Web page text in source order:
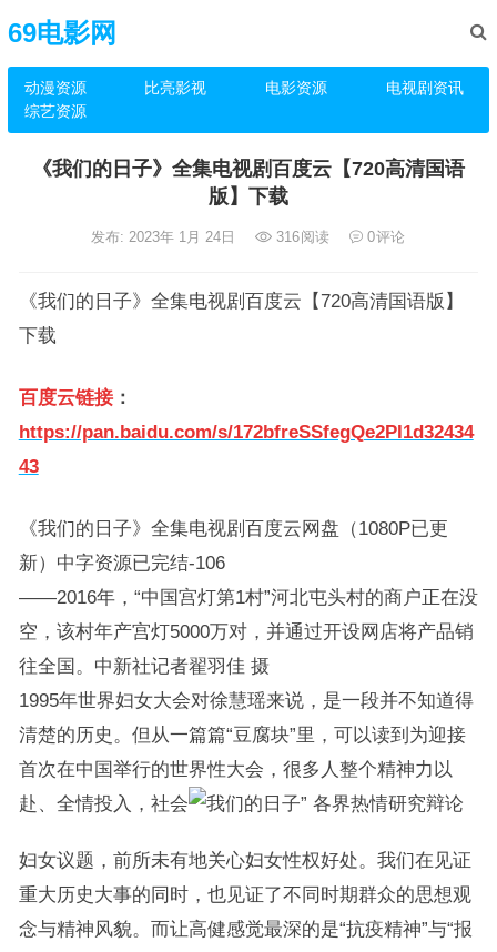
69电影网
动漫资源 比亮影视 电影资源
电视剧资讯
综艺资源
《我们的日子》全集电视剧百度云【720高清国语
版】下载
发布: 2023年 1月 24日 316阅读 0评论
《我们的日子》全集电视剧百度云【720高清国语版】
下载
百度云链接：
https://pan.baidu.com/s/172bfreSSfegQe2PI1d32434
43
《我们的日子》全集电视剧百度云网盘（1080P已更
新）中字资源已完结-106
——2016年，“中国宫灯第1村”河北屯头村的商户正在没
空，该村年产宫灯5000万对，并通过开设网店将产品销
往全国。中新社记者翟羽佳 摄
1995年世界妇女大会对徐慧瑶来说，是一段并不知道得
清楚的历史。但从一篇篇“豆腐块”里，可以读到为迎接
首次在中国举行的世界性大会，很多人整个精神力以
赴、全情投入，社会
各界热情研究辩论
妇女议题，前所未有地关心妇女性权好处。我们在见证
重大历史大事的同时，也见证了不同时期群众的思想观
念与精神风貌。而让高健感觉最深的是“抗疫精神”与“报